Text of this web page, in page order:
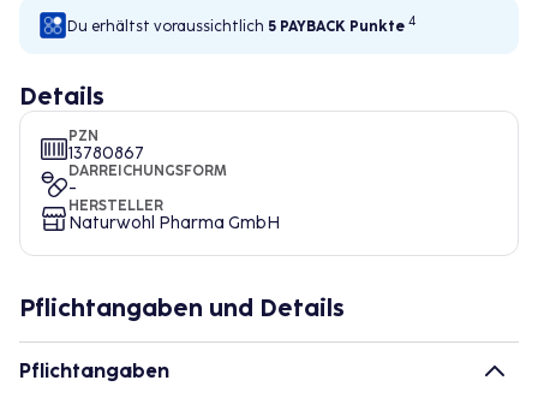
Du erhältst voraussichtlich 5 PAYBACK Punkte 4
Details
PZN
13780867
DARREICHUNGSFORM
-
HERSTELLER
Naturwohl Pharma GmbH
Pflichtangaben und Details
Pflichtangaben